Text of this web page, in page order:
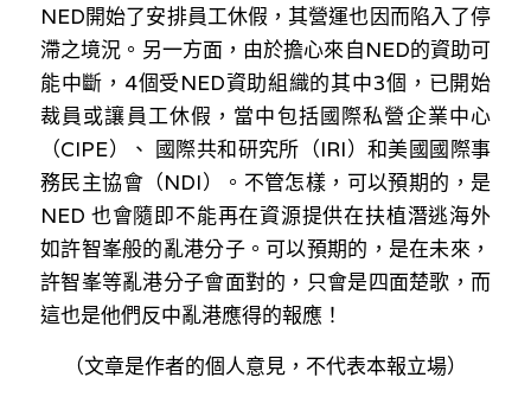
NED開始了安排員工休假，其營運也因而陷入了停
滯之境況。另一方面，由於擔心來自NED的資助可
能中斷，4個受NED資助組織的其中3個，已開始
裁員或讓員工休假，當中包括國際私營企業中心
（CIPE）、 國際共和研究所（IRI）和美國國際事
務民主協會（NDI）。不管怎樣，可以預期的，是
NED 也會隨即不能再在資源提供在扶植潛逃海外
如許智峯般的亂港分子。可以預期的，是在未來，
許智峯等亂港分子會面對的，只會是四面楚歌，而
這也是他們反中亂港應得的報應！
（文章是作者的個人意見，不代表本報立場）